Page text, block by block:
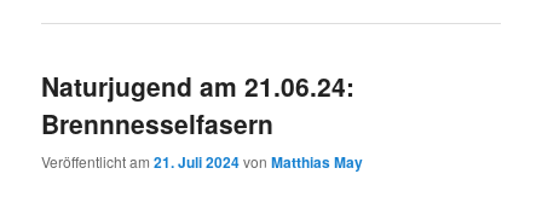
Naturjugend am 21.06.24:
Brennnesselfasern
Veröffentlicht am21. Juli 2024vonMatthias May